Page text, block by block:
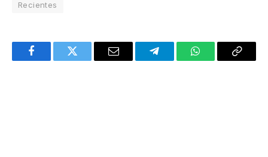
Recientes
FacebookTwitter Email TelegramWhatsAppCopy